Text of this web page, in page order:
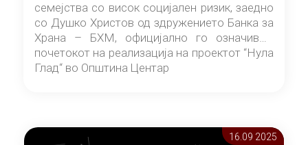
семејства со висок социјален ризик, заедно
со Душко Христов од здружението Банка за
Храна – БХМ, официјално го означивме
почетокот на реализација на проектот “Нула
Глад“ во Општина Центар
16.09 2025